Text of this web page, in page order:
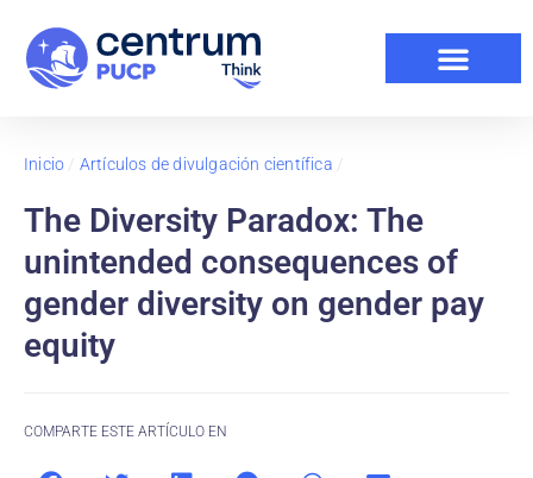
Inicio / Artículos de divulgación científica /
The Diversity Paradox: The
unintended consequences of
gender diversity on gender pay
equity
COMPARTE ESTE ARTÍCULO EN